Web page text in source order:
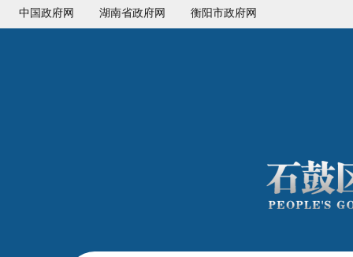
中国政府网 湖南省政府网 衡阳市政府网